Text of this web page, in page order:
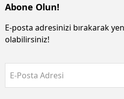
Abone Olun!
E-posta adresinizi bırakarak
olabilirsiniz!
E-Posta Adresi